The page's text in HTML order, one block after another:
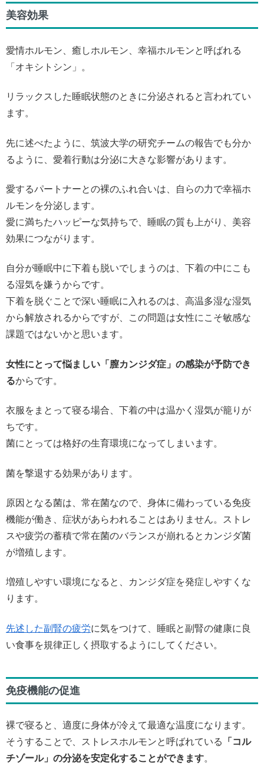
美容効果
愛情ホルモン、癒しホルモン、幸福ホルモンと呼ばれる
「オキシトシン」。
リラックスした睡眠状態のときに分泌されると言われてい
ます。
先に述べたように、筑波大学の研究チームの報告でも分か
るように、愛着行動は分泌に大きな影響があります。
愛するパートナーとの裸のふれ合いは、自らの力で幸福ホ
ルモンを分泌します。
愛に満ちたハッピーな気持ちで、睡眠の質も上がり、美容
効果につながります。
自分が睡眠中に下着も脱いでしまうのは、下着の中にこも
る湿気を嫌うからです。
下着を脱ぐことで深い睡眠に入れるのは、高温多湿な湿気
から解放されるからですが、この問題は女性にこそ敏感な
課題ではないかと思います。
女性にとって悩ましい「膣カンジダ症」の感染が予防でき
るからです。
衣服をまとって寝る場合、下着の中は温かく湿気が籠りが
ちです。
菌にとっては格好の生育環境になってしまいます。
菌を撃退する効果があります。
原因となる菌は、常在菌なので、身体に備わっている免疫
機能が働き、症状があらわれることはありません。ストレ
スや疲労の蓄積で常在菌のバランスが崩れるとカンジダ菌
が増殖します。
増殖しやすい環境になると、カンジダ症を発症しやすくな
ります。
先述した副腎の疲労に気をつけて、睡眠と副腎の健康に良
い食事を規律正しく摂取するようにしてください。
免疫機能の促進
裸で寝ると、適度に身体が冷えて最適な温度になります。
そうすることで、ストレスホルモンと呼ばれている
「コル
チゾール」の分泌を安定化することができます。